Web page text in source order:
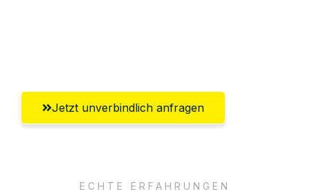
Jetzt unverbindlich anfragen
ECHTE ERFAHRUNGEN